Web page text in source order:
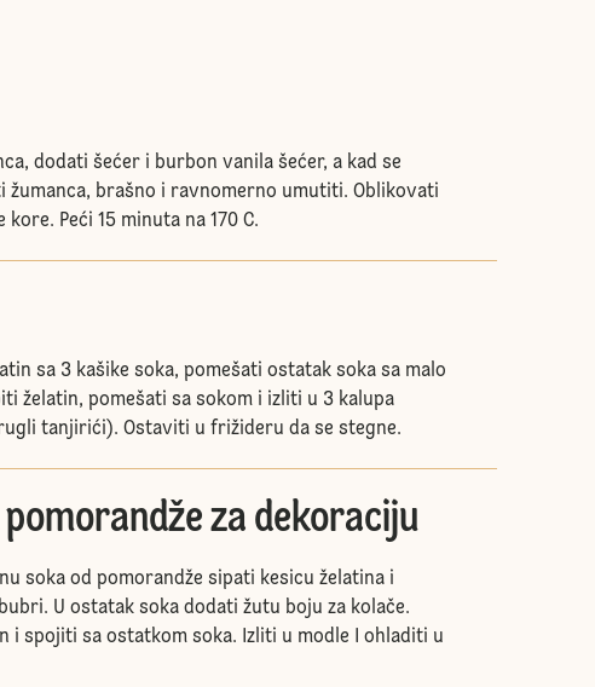
dodati šećer i burbon vanila šećer, a kad se
žumanca, brašno i ravnomerno umutiti. Oblikovati
Peći 15 minuta na 170 C.
sa 3 kašike soka, pomešati ostatak soka sa malo
želatin, pomešati sa sokom i izliti u 3 kalupa
tanjirići). Ostaviti u frižideru da se stegne.
pomorandže za dekoraciju
soka od pomorandže sipati kesicu želatina i
U ostatak soka dodati žutu boju za kolače.
i spojiti sa ostatkom soka. Izliti u modle I ohladiti u